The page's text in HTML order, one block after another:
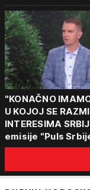
"KONAČNO
U KOJOJ SE
INTERESIMA
emisije "Puls
poseti Zelenskog
"Otvaraju se